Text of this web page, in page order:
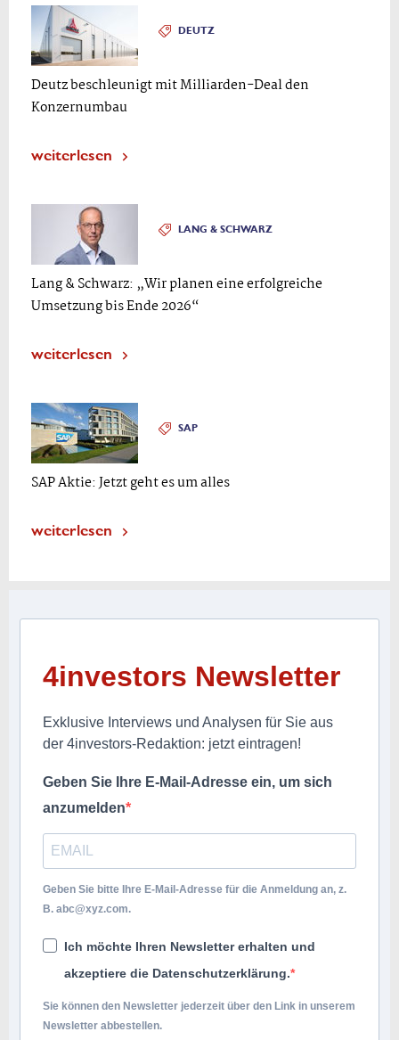
DEUTZ
Deutz beschleunigt mit Milliarden-Deal den
Konzernumbau
weiterlesen
LANG & SCHWARZ
Lang & Schwarz: „Wir planen eine erfolgreiche
Umsetzung bis Ende 2026“
weiterlesen
SAP
SAP Aktie: Jetzt geht es um alles
weiterlesen
4investors Newsletter
Exklusive Interviews und Analysen für Sie aus
der 4investors-Redaktion: jetzt eintragen!
Geben Sie Ihre E-Mail-Adresse ein, um sich
anzumelden
Geben Sie bitte Ihre E-Mail-Adresse für die Anmeldung an, z.
B. abc@xyz.com.
Ich möchte Ihren Newsletter erhalten und
akzeptiere die Datenschutzerklärung.
Sie können den Newsletter jederzeit über den Link in unserem
Newsletter abbestellen.